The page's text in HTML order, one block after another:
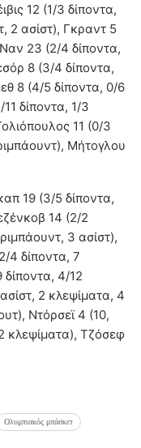
12 (1/3 δίποντα,
2 ασίστ), Γκραντ 5
23 (2/4 δίποντα,
8 (3/4 δίποντα,
8 (4/5 δίποντα, 0/6
δίποντα, 1/3
11 (0/3
Μήτογλου
19 (3/5 δίποντα,
14 (2/2
3 ασίστ),
4 δίποντα, 7
δίποντα, 4/12
2 κλεψίματα, 4
Ντόρσεϊ 4 (10,
κλεψίματα), Τζόσεφ
Ολυμπιακός μπάσκετ